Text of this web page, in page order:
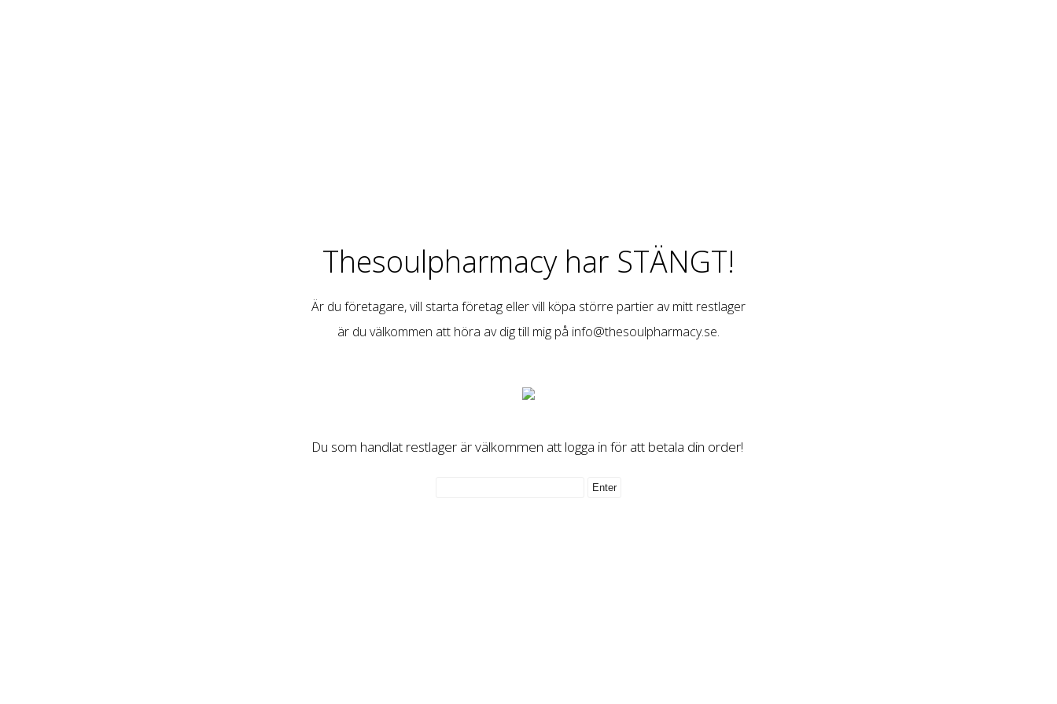
Thesoulpharmacy har STÄNGT!
Är du företagare, vill starta företag eller vill köpa större partier av mitt restlager
är du välkommen att höra av dig till mig på info@thesoulpharmacy.se.
Du som handlat restlager är välkommen att logga in för att betala din order!